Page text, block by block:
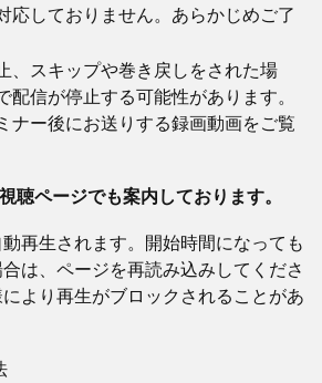
応しておりません。あらかじめご了
、スキップや巻き戻しをされた場
配信が停止する可能性があります。
ナー後にお送りする録画動画をご覧
聴ページでも案内しております。
再生されます。開始時間になっても
は、ページを再読み込みしてくださ
より再生がブロックされることがあ